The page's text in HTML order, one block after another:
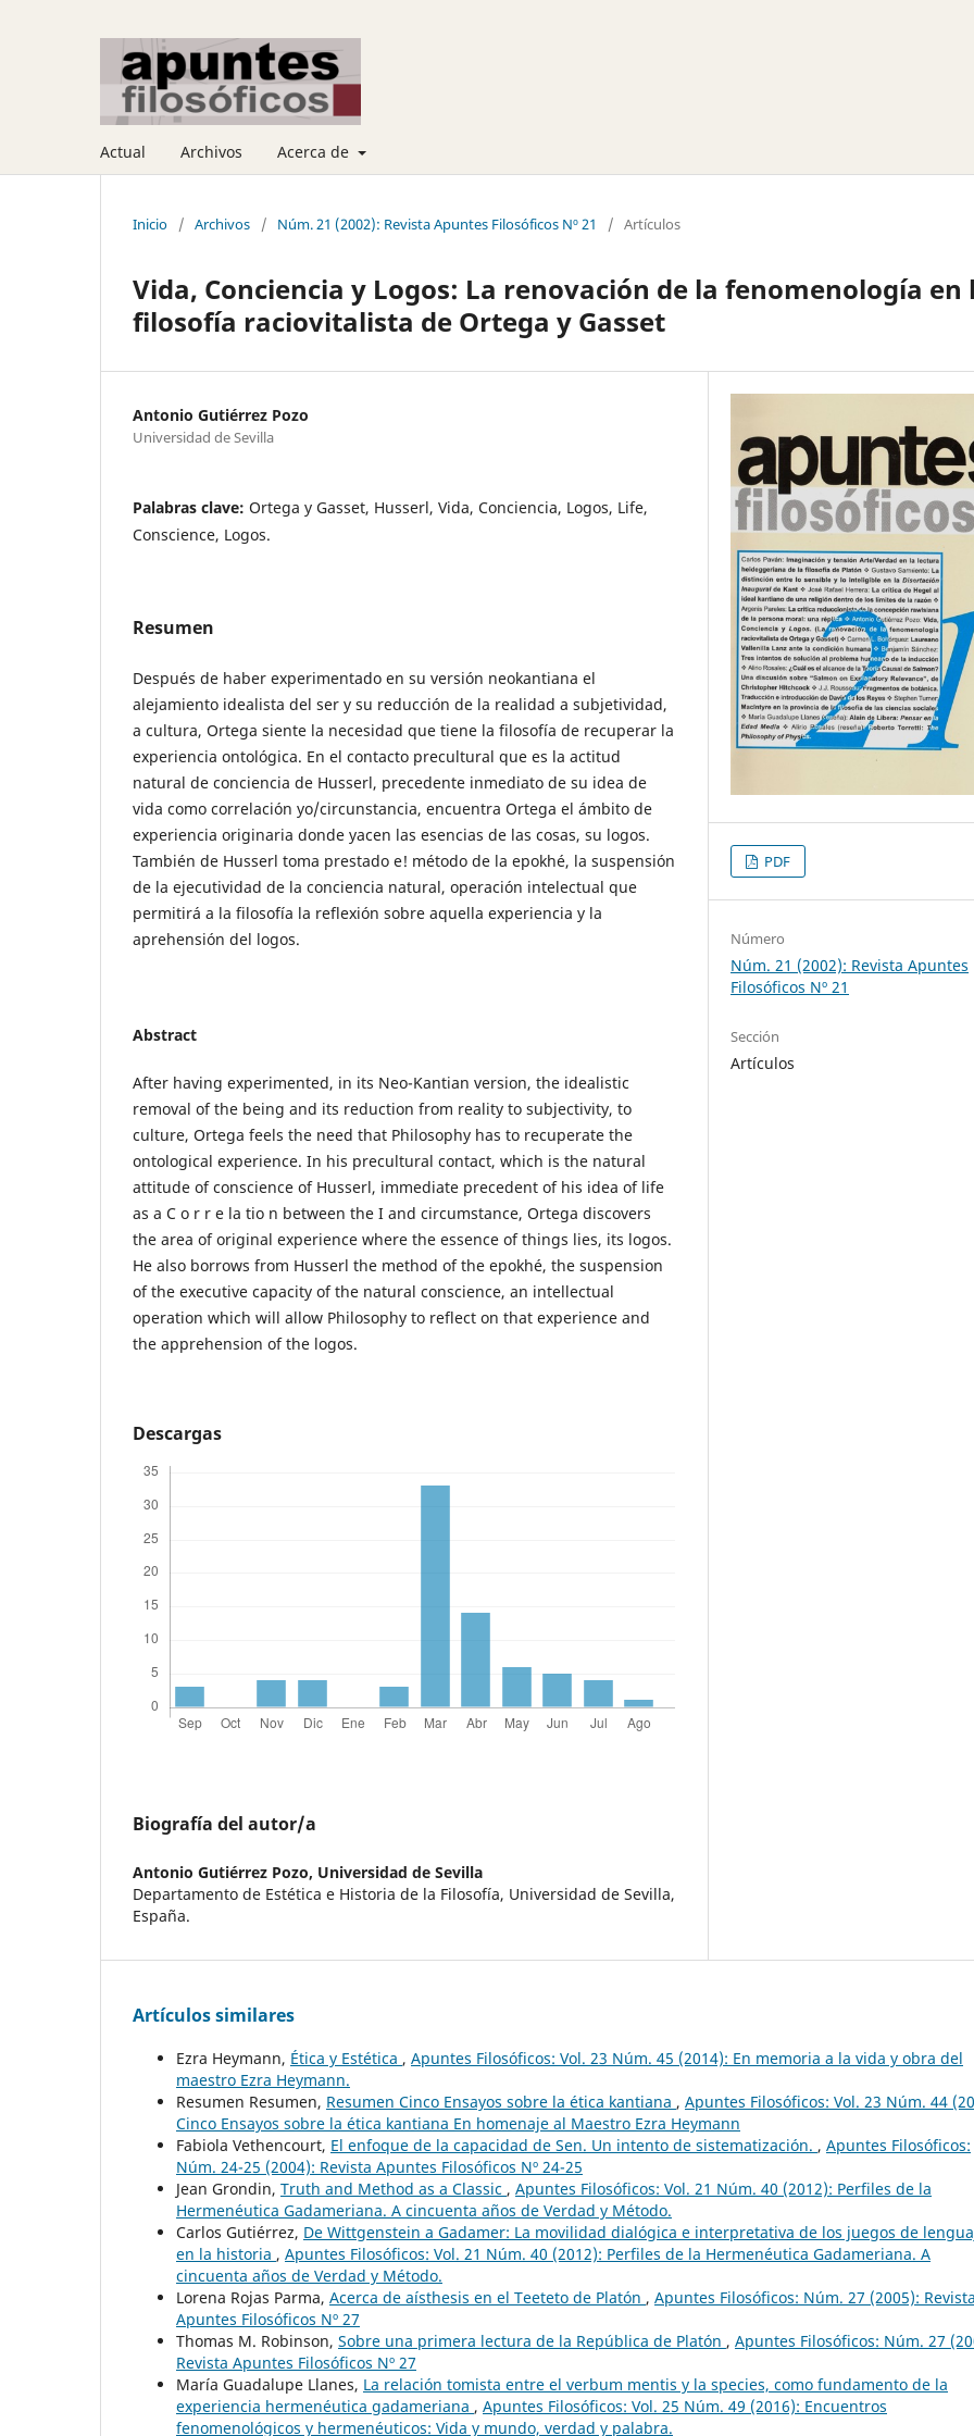
Actual Archivos Acerca de
Inicio / Archivos / Núm. 21 (2002): Revista Apuntes Filosóficos Nº 21 / Artículos
Vida, Conciencia y Logos: La renovación de la fenomenología en
filosofía raciovitalista de Ortega y Gasset
Antonio Gutiérrez Pozo
Universidad de Sevilla
Palabras clave: Ortega y Gasset, Husserl, Vida, Conciencia, Logos, Life,
Conscience, Logos.
Resumen
Después de haber experimentado en su versión neokantiana el
alejamiento idealista del ser y su reducción de la realidad a subjetividad,
a cultura, Ortega siente la necesidad que tiene la filosofía de recuperar la
experiencia ontológica. En el contacto precultural que es la actitud
natural de conciencia de Husserl, precedente inmediato de su idea de
vida como correlación yo/circunstancia, encuentra Ortega el ámbito de
experiencia originaria donde yacen las esencias de las cosas, su logos.
También de Husserl toma prestado e! método de la epokhé, la suspensión
de la ejecutividad de la conciencia natural, operación intelectual que
permitirá a la filosofía la reflexión sobre aquella experiencia y la
aprehensión del logos.
Abstract
After having experimented, in its Neo-Kantian version, the idealistic
removal of the being and its reduction from reality to subjectivity, to
culture, Ortega feels the need that Philosophy has to recuperate the
ontological experience. In his precultural contact, which is the natural
attitude of conscience of Husserl, immediate precedent of his idea of life
as a C o r r e la tio n between the I and circumstance, Ortega discovers
the area of original experience where the essence of things lies, its logos.
He also borrows from Husserl the method of the epokhé, the suspension
of the executive capacity of the natural conscience, an intellectual
operation which will allow Philosophy to reflect on that experience and
the apprehension of the logos.
Descargas
Biografía del autor/a
Antonio Gutiérrez Pozo, Universidad de Sevilla
Departamento de Estética e Historia de la Filosofía, Universidad de Sevilla,
España.
PDF
Número
Núm. 21 (2002): Revista Apuntes
Filosóficos Nº 21
Sección
Artículos
Artículos similares
Ezra Heymann, Ética y Estética , Apuntes Filosóficos: Vol. 23 Núm. 45 (2014): En memoria a la vida y obra del
maestro Ezra Heymann.
Resumen Resumen, Resumen Cinco Ensayos sobre la ética kantiana , Apuntes Filosóficos: Vol. 23 Núm. 44
Cinco Ensayos sobre la ética kantiana En homenaje al Maestro Ezra Heymann
Fabiola Vethencourt, El enfoque de la capacidad de Sen. Un intento de sistematización. , Apuntes Filosóficos:
Núm. 24-25 (2004): Revista Apuntes Filosóficos Nº 24-25
Jean Grondin, Truth and Method as a Classic , Apuntes Filosóficos: Vol. 21 Núm. 40 (2012): Perfiles de la
Hermenéutica Gadameriana. A cincuenta años de Verdad y Método.
Carlos Gutiérrez, De Wittgenstein a Gadamer: La movilidad dialógica e interpretativa de los juegos de
en la historia , Apuntes Filosóficos: Vol. 21 Núm. 40 (2012): Perfiles de la Hermenéutica Gadameriana. A
cincuenta años de Verdad y Método.
Lorena Rojas Parma, Acerca de aísthesis en el Teeteto de Platón , Apuntes Filosóficos: Núm. 27 (2005): Revista
Apuntes Filosóficos Nº 27
Thomas M. Robinson, Sobre una primera lectura de la República de Platón , Apuntes Filosóficos: Núm. 27
Revista Apuntes Filosóficos Nº 27
María Guadalupe Llanes, La relación tomista entre el verbum mentis y la species, como fundamento de la
experiencia hermenéutica gadameriana , Apuntes Filosóficos: Vol. 25 Núm. 49 (2016): Encuentros
fenomenológicos y hermenéuticos: Vida y mundo, verdad y palabra.